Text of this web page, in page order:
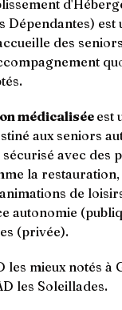
Dépendantes) est
des
médicalisée est
aux seniors
avec des
la restauration,
de
autonomie
(privée).
les mieux notés à
les Soleillades.